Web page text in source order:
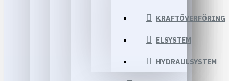
KRAFTÖVERFÖRING
ELSYSTEM
HYDRAULSYSTEM